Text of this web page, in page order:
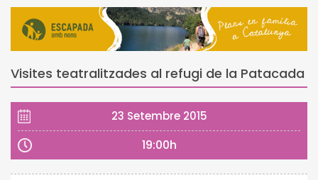
Visites teatralitzades al refugi de la Patacada
23 Setembre 2015
19:00h